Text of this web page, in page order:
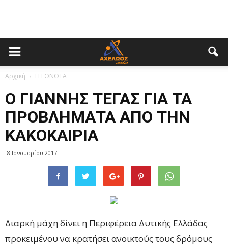
Αρχική ΓΕΓΟΝΟΤΑ
Ο ΓΙΑΝΝΗΣ ΤΕΓΑΣ ΓΙΑ ΤΑ
ΠΡΟΒΛΗΜΑΤΑ ΑΠΟ ΤΗΝ
ΚΑΚΟΚΑΙΡΙΑ
8 Ιανουαρίου 2017
Διαρκή μάχη δίνει η Περιφέρεια Δυτικής Ελλάδας
προκειμένου να κρατήσει ανοικτούς τους δρόμους